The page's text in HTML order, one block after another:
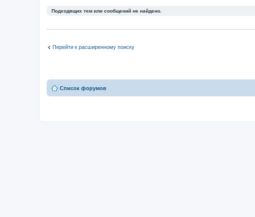
Подходящих тем или сообщений не найдено.
Перейти к расширенному поиску
Список форумов